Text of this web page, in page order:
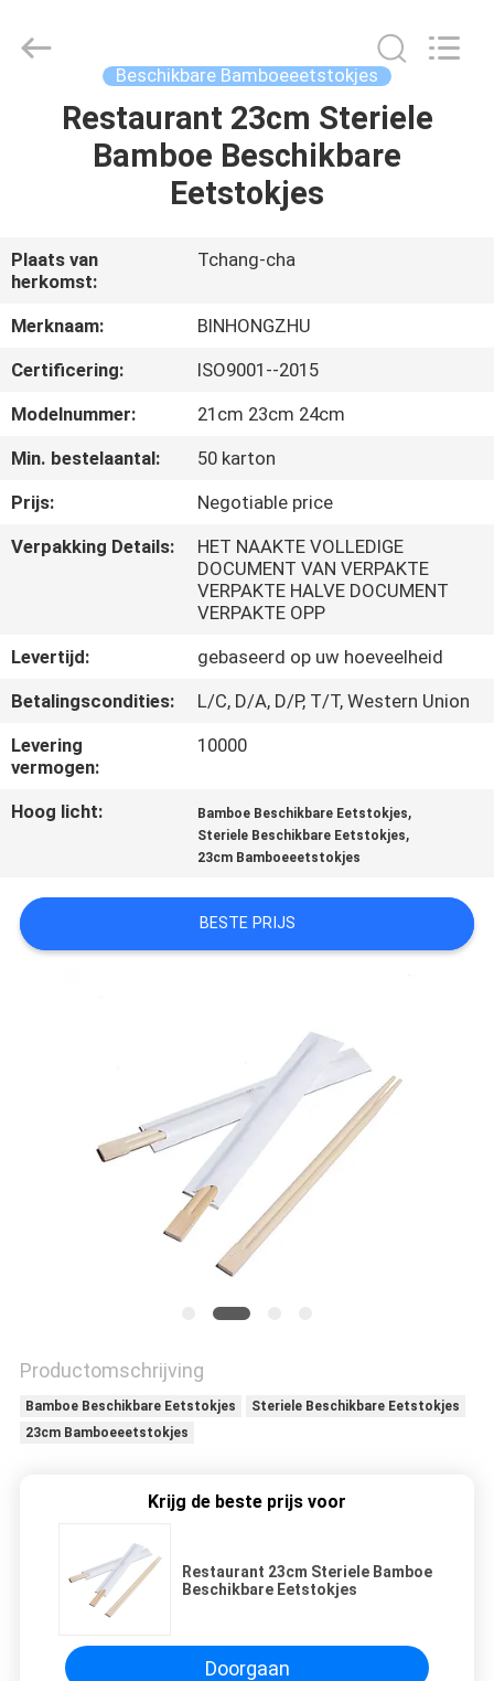
HUIS
PRODUCTEN
ONGEVEER
ONS
FABRIEKSREIS
CONTACTEER
ONS
SITEMAP
PRIVACY
Export
Beschikbare Bamboeeetstokjes
Restaurant 23cm Steriele
Bamboe Beschikbare
Eetstokjes
Plaats van
herkomst:
Tchang-cha
Merknaam:
BINHONGZHU
Certificering:
ISO9001--2015
Modelnummer:
21cm 23cm 24cm
Min. bestelaantal:
50 karton
Prijs:
Negotiable price
Verpakking Details:
HET NAAKTE VOLLEDIGE
DOCUMENT VAN VERPAKTE
VERPAKTE HALVE DOCUMENT
VERPAKTE OPP
Levertijd:
gebaseerd op uw hoeveelheid
Betalingscondities:
L/C, D/A, D/P, T/T, Western Union
Levering
vermogen:
10000
Hoog licht: Bamboe Beschikbare Eetstokjes,
Steriele Beschikbare Eetstokjes,
23cm Bamboeeetstokjes
BESTE PRIJS
Productomschrijving
Bamboe Beschikbare Eetstokjes
Steriele Beschikbare Eetstokjes
23cm Bamboeeetstokjes
Krijg de beste prijs voor
Restaurant 23cm Steriele Bamboe
Beschikbare Eetstokjes
Doorgaan